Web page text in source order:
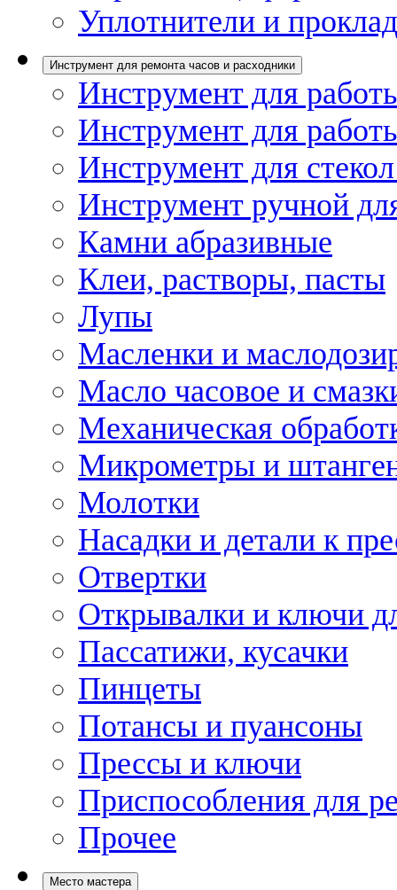
Уплотнители и
Инструмент для ремонта часов и расходники
Инструмент для
Инструмент для
Инструмент для
Инструмент ручной
Камни абразивные
Клеи, растворы, пасты
Лупы
Масленки и
Масло часовое и
Механическая
Микрометры и
Молотки
Насадки и детали к
Отвертки
Открывалки и ключи
Пассатижи, кусачки
Пинцеты
Потансы и пуансоны
Прессы и ключи
Приспособления для
Прочее
Место мастера